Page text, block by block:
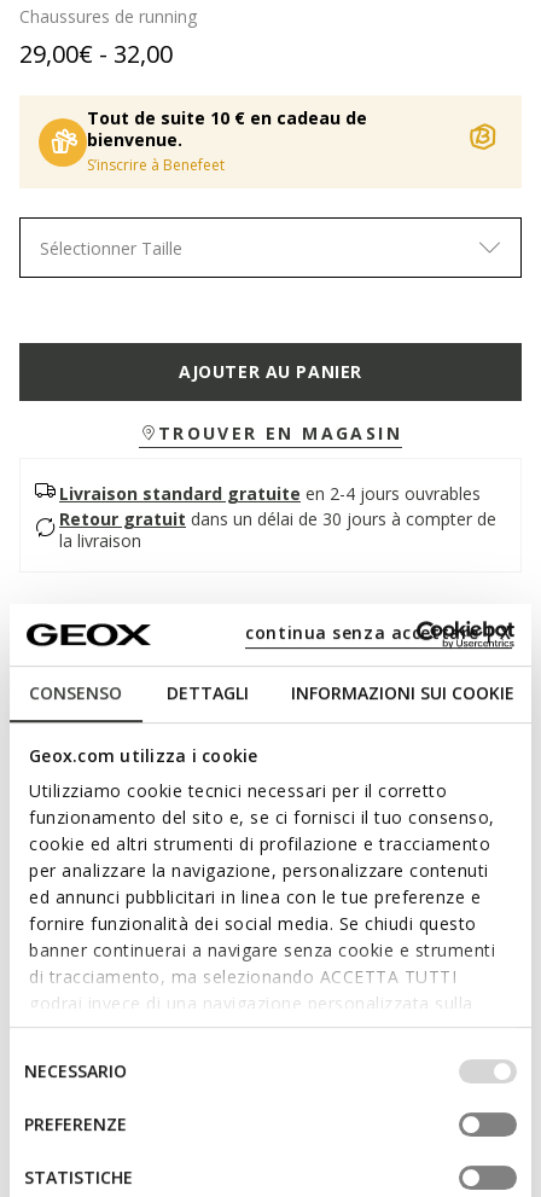
CONSENSO DETTAGLI INFORMAZIONI SUI COOKIE
Geox.com utilizza i cookie
Utilizziamo cookie tecnici necessari per il corretto
funzionamento del sito e, se ci fornisci il tuo consenso,
cookie ed altri strumenti di profilazione e tracciamento
per analizzare la navigazione, personalizzare contenuti
ed annunci pubblicitari in linea con le tue preferenze e
fornire funzionalità dei social media. Se chiudi questo
banner continuerai a navigare senza cookie e strumenti
di tracciamento, ma selezionando ACCETTA TUTTI
godrai invece di una navigazione personalizzata sulla
base dei tuoi gusti ed interessi. Selezionando
IMPOSTAZIONI potrai anche scegliere quali cookies ed
altri strumenti di tracciamento autorizzare. Per maggiori
informazioni o per modificare in qualsiasi momento le
tue impostazioni, visita la nostra
consenso
NECESSARIO
PREFERENZE
STATISTICHE
continua senza accettare | X
Chaussures de running
29,00€ - 32,00
Tout de suite 10 € en cadeau de
bienvenue.
S’inscrire à Benefeet
Sélectionner Taille
AJOUTER AU PANIER
TROUVER EN MAGASIN
Livraison standard gratuite en 2-4 jours ouvrables
Retour gratuit dans un délai de 30 jours à compter de
la livraison
Sneaker pour bébé au design contemporain inspiré du
running, avec semelle extérieure super légère et avec effet
confort et résistance. Ciufciuf est idéal pour compléter les
mini-looks les plus sportifs et accompagner toutes les
aventures quotidiennes.
CODE PRODUIT:B455QB0FU22C1138
Lire plus
Caractéristiques
Amorti optimal qui offre protection et absorption des
impacts et des sollicitations
Chaussures légères
intérieure amovible